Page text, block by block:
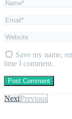
Save my name,
time I comment.
NextPrevious